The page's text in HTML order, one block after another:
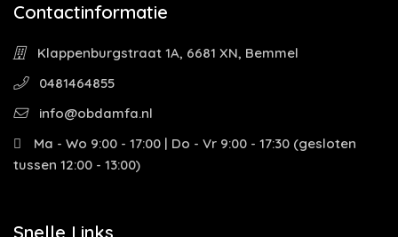
Contactinformatie
Klappenburgstraat 1A, 6681 XN, Bemmel
0481464855
info@obdamfa.nl
Ma - Wo 9:00 - 17:00 | Do - Vr 9:00 - 17:30 (gesloten
tussen 12:00 - 13:00)
Snelle Links